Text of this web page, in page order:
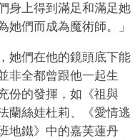
身上得到滿足和滿足她
們而成為魔術師。」
她們在他的鏡頭底下能
非全都曾跟他一起生
份的發揮，如《祖與
蘭絲娃杜莉、《愛情逃
地鐵》中的嘉芙蓮丹